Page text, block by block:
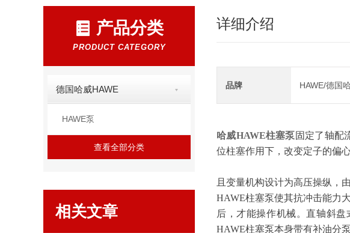
产品分类
PRODUCT CATEGORY
德国哈威HAWE
HAWE泵
查看全部分类
相关文章
详细介绍
品牌 HAWE/德国
哈威HAWE柱塞泵固定了轴配
位柱塞作用下，改变定子的偏
且变量机构设计为高压操纵，
HAWE柱塞泵使其抗冲击能力
后，才能操作机械。直轴斜
HAWE柱塞泵本身带有补油分